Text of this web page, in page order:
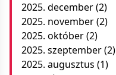
2025. december(2)
2025. november(2)
2025. október(2)
2025. szeptember(2)
2025. augusztus (1)